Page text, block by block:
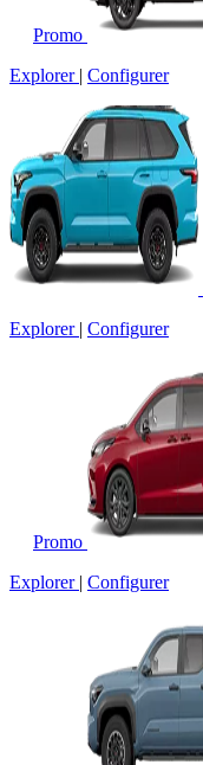
Promo
Explorer | Configurer
Explorer | Configurer
Promo
Explorer | Configurer